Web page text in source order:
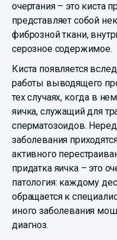
очертания – это киста
представляет собой
фиброзной ткани,
серозное содержимое.
Киста появляется
работы выводящего
тех случаях, когда в
яичка, служащий для
сперматозоидов.
заболевания
активного
придатка яичка – это
патология: каждому
обращается к
иного заболевания
диагноз.